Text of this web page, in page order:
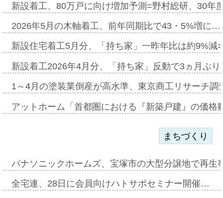
新設着工、80万戸に向け増加予測=野村総研、30年
2026年5月の木軸着工、前年同期比で43・5%増に…
新設住宅着工5月分、「持ち家」一昨年比は約9%
新設着工2026年4月分、「持ち家」反動で3ヵ月ぶ
1～4月の塗装業倒産が高水準、東京商工リサーチ
アットホーム「首都圏における『新築戸建』の価
まちづくり
パナソニックホームズ、宝塚市の大型分譲地で再
全宅連、28日に会員向けハトサポセミナー開催…